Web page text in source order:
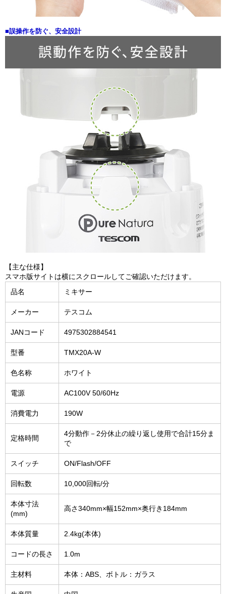
■誤操作を防ぐ、安全設計
【主な仕様】
スマホ版サイトは横にスクロールしてご確認いただけます。
品名
ミキサー
メーカー テスコム
JANコード 4975302884541
型番 TMX20A-W
色名称 ホワイト
電源 AC100V 50/60Hz
消費電力 190W
定格時間
4分動作－2分休止の繰り返し使用で合計15分ま
で
スイッチ ON/Flash/OFF
回転数 10,000回転/分
本体寸法
(mm)
高さ340mm×幅152mm×奥行き184mm
本体質量 2.4kg(本体)
コードの長さ 1.0m
主材料 本体：ABS、ボトル：ガラス